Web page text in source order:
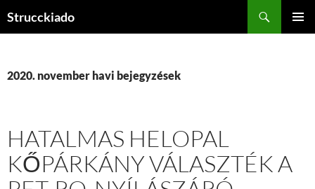
Strucckiado
2020. november havi bejegyzések
HATALMAS HELOPAL
KŐPÁRKÁNY VÁLASZTÉK A